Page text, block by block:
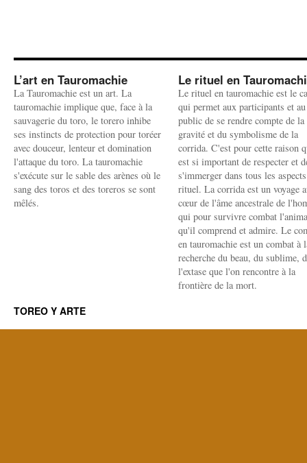
L’art en Tauromachie
La Tauromachie est un art. La
tauromachie implique que, face à la
sauvagerie du toro, le torero inhibe
ses instincts de protection pour toréer
avec douceur, lenteur et domination
l'attaque du toro. La tauromachie
s'exécute sur le sable des arènes où le
sang des toros et des toreros se sont
mêlés.
Le rituel en
Le rituel en tauromachie est le
qui permet aux participants et au
public de se rendre compte de la
gravité et du symbolisme de la
corrida. C'est pour cette raison
est si important de respecter et
s'immerger dans tous les
rituel. La corrida est un voyage
cœur de l'âme ancestrale de
qui pour survivre combat
qu'il comprend et admire. Le
en tauromachie est un combat à
recherche du beau, du sublime,
l'extase que l'on rencontre à la
frontière de la mort.
TOREO Y ARTE